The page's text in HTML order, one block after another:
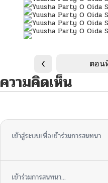
ตอน
ความคิดเห็น
เข้าสู่ระบบเพื่อเข้าร่วมการสนทนา
เข้าร่วมการสนทนา...